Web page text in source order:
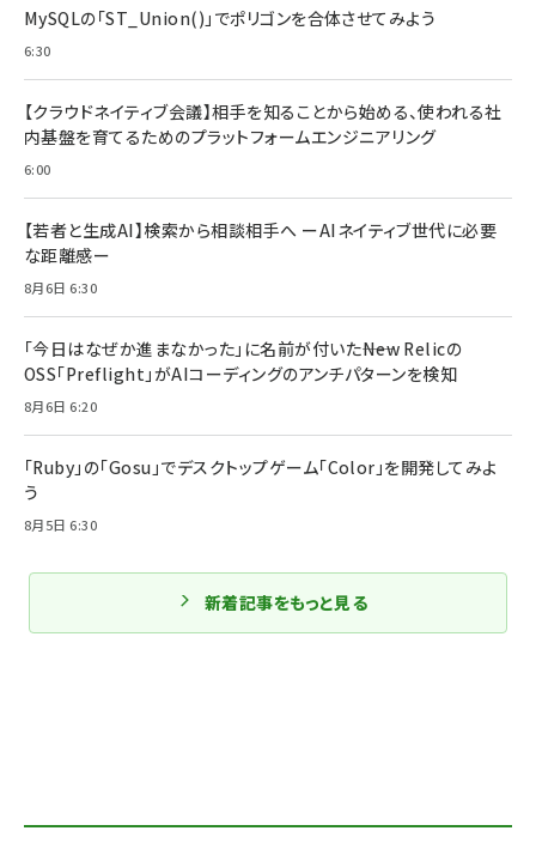
MySQLの「ST_Union()」でポリゴンを合体させてみよう
6:30
【クラウドネイティブ会議】相手を知ることから始める、使われる社
内基盤を育てるためのプラットフォームエンジニアリング
6:00
【若者と生成AI】検索から相談相手へ ーAIネイティブ世代に必要
な距離感ー
8月6日 6:30
「今日はなぜか進まなかった」に名前が付いた――New Relicの
OSS「Preflight」がAIコーディングのアンチパターンを検知
8月6日 6:20
「Ruby」の「Gosu」でデスクトップゲーム「Color」を開発してみよ
う
8月5日 6:30
新着記事をもっと見る